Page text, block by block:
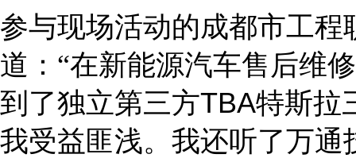
参与现场活动的成都市工
道： “在新能源汽车售后维
到了独立第三方TBA特斯拉
我受益匪浅。我还听了万